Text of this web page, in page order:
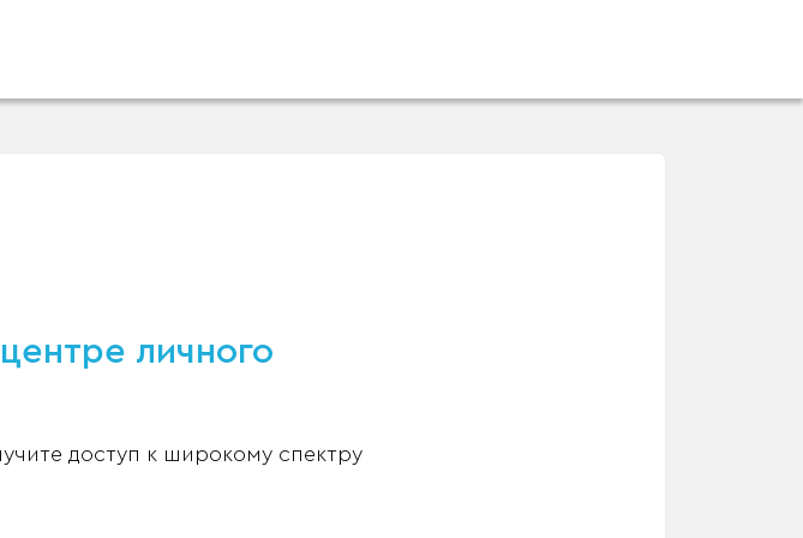
личного
доступ к широкому спектру